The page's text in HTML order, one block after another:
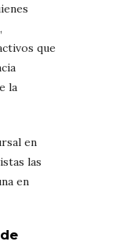
que
la
en
las
en